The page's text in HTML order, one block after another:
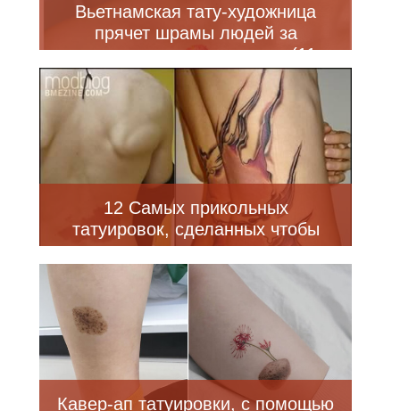
Вьетнамская тату-художница
прячет шрамы людей за
красивыми татуировками (11
фото)
12 Самых прикольных
татуировок, сделанных чтобы
замаскировать шрамы
Кавер-ап татуировки, с помощью